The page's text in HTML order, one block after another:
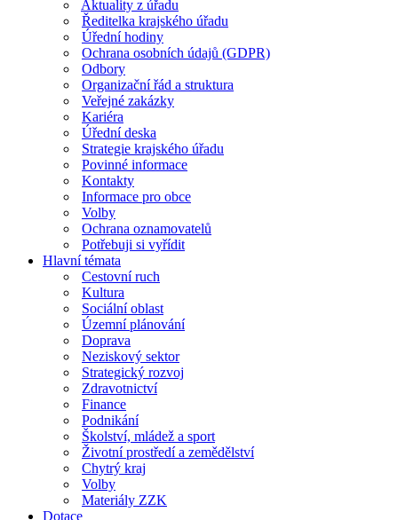
Aktuality z úřadu
Ředitelka krajského úřadu
Úřední hodiny
Ochrana osobních údajů (GDPR)
Odbory
Organizační řád a struktura
Veřejné zakázky
Kariéra
Úřední deska
Strategie krajského úřadu
Povinné informace
Kontakty
Informace pro obce
Volby
Ochrana oznamovatelů
Potřebuji si vyřídit
Hlavní témata
Cestovní ruch
Kultura
Sociální oblast
Územní plánování
Doprava
Neziskový sektor
Strategický rozvoj
Zdravotnictví
Finance
Podnikání
Školství, mládež a sport
Životní prostředí a zemědělství
Chytrý kraj
Volby
Materiály ZZK
Dotace